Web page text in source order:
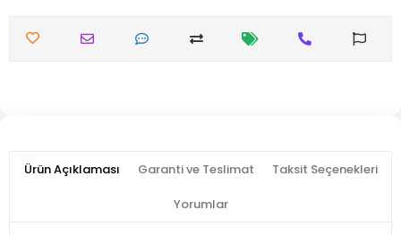
Ürün Açıklaması Garanti ve Teslimat Taksit Seçenekleri
Yorumlar